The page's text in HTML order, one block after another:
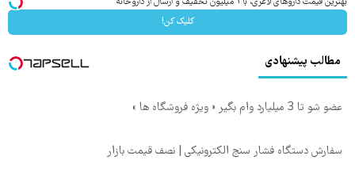
کلیک کن!
مطالب پیشنهادی
عضو شو تا 3 میلیارد وام بگیر « ویژه فروشگاه ها »
سفارش دستگاه فشار سنج الکترونیکی | نصف قیمت بازار